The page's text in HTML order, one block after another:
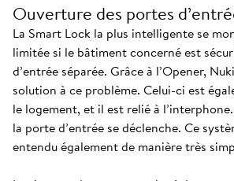
Ouverture des portes
La Smart Lock la plus intelligente se
limitée si le bâtiment concerné est
d’entrée séparée. Grâce à l’Opener,
solution à ce problème. Celui-ci est
le logement, et il est relié à
la porte d’entrée se déclenche. Ce
entendu également de manière très